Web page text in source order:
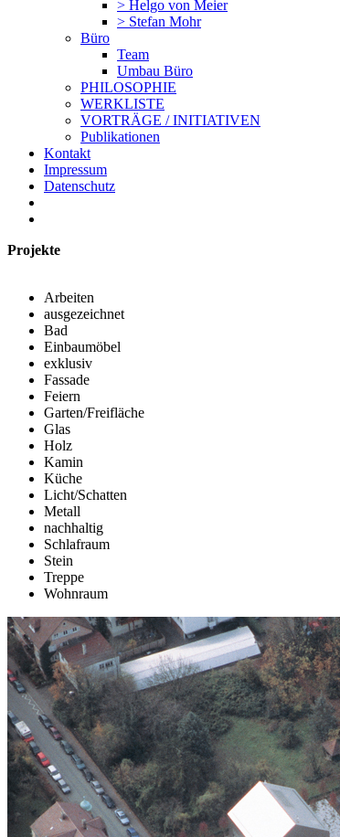
> Helgo von Meier
> Stefan Mohr
Büro
Team
Umbau Büro
PHILOSOPHIE
WERKLISTE
VORTRÄGE / INITIATIVEN
Publikationen
Kontakt
Impressum
Datenschutz
Projekte
Arbeiten
ausgezeichnet
Bad
Einbaumöbel
exklusiv
Fassade
Feiern
Garten/Freifläche
Glas
Holz
Kamin
Küche
Licht/Schatten
Metall
nachhaltig
Schlafraum
Stein
Treppe
Wohnraum